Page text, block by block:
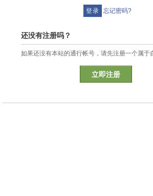
忘记密码?
还没有注册吗？
如果还没有本站的通行帐号，请先注册一个属于
立即注册